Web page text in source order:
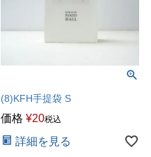
(8)KFH手提袋 S
価格 ¥20税込
詳細を見る